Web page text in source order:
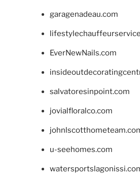
garagenadeau.com
EverNewNails.com
salvatoresinpoint.com
jovialfloralco.com
u-seehomes.com